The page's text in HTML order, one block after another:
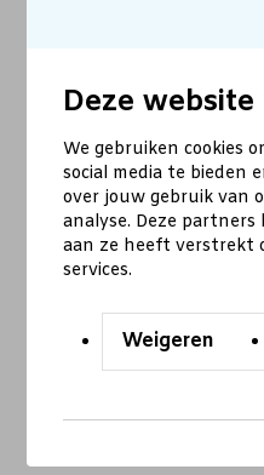
Deze
We gebruiken cookies
social media te bieden
over jouw gebruik van
analyse. Deze
aan ze heeft verstrekt
services.
Weigeren